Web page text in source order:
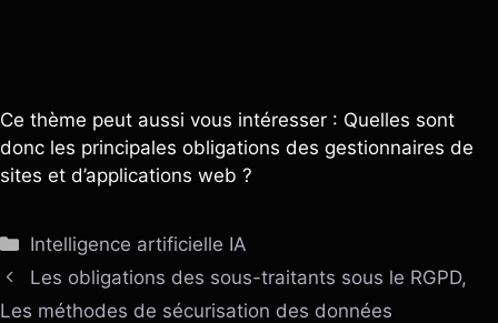
Ce thème peut aussi vous intéresser : Quelles sont
donc les principales obligations des gestionnaires de
sites et d’applications web ?
Catégories
Intelligence artificielle IA
Les obligations des sous-traitants sous le RGPD,
Les méthodes de sécurisation des données